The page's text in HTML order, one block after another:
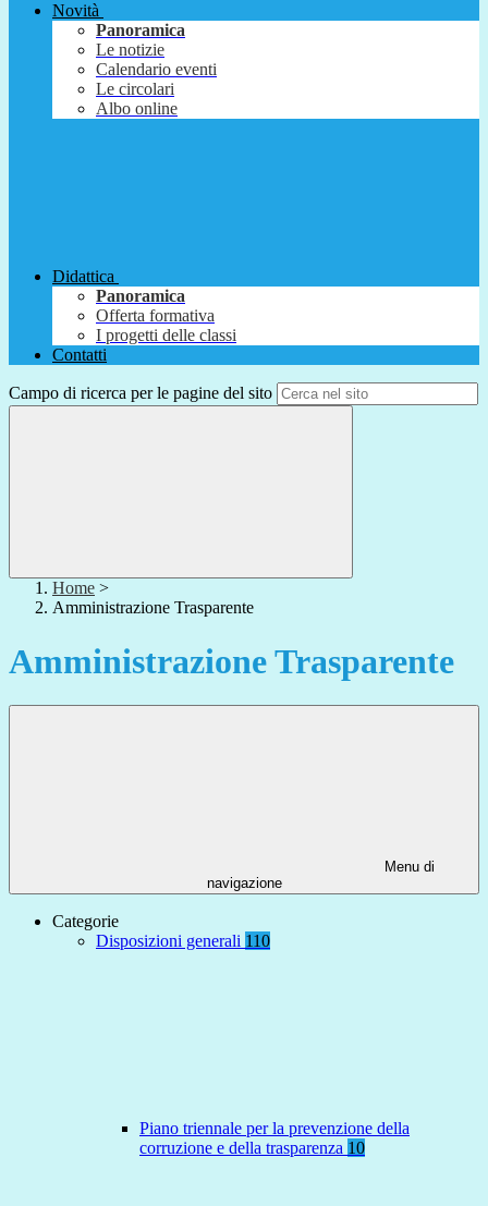
Novità
Panoramica
Le notizie
Calendario eventi
Le circolari
Albo online
Didattica
Panoramica
Offerta formativa
I progetti delle classi
Contatti
Campo di ricerca per le pagine del sito
Home >
Amministrazione Trasparente
Amministrazione Trasparente
Menu di
navigazione
Categorie
Disposizioni generali 110
Piano triennale per la prevenzione della
corruzione e della trasparenza 10